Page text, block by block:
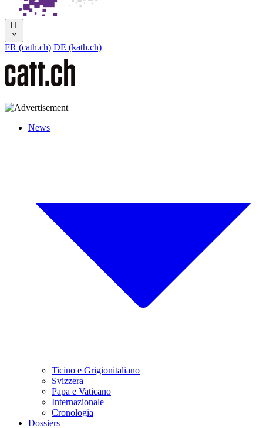
IT
FR (cath.ch) DE (kath.ch)
News
Ticino e Grigionitaliano
Svizzera
Papa e Vaticano
Internazionale
Cronologia
Dossiers